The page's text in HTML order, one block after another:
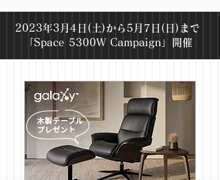
2023年3月4日(土)から5月7日(日)まで
「Space 5300W Campaign」開催